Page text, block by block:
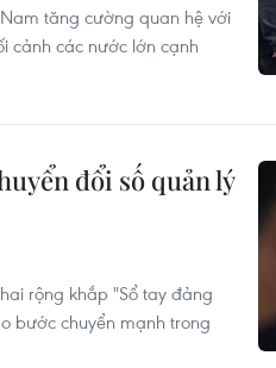
tăng cường quan hệ với
cảnh các nước lớn cạnh
đổi số quản lý
rộng khắp "Sổ tay đảng
bước chuyển mạnh trong